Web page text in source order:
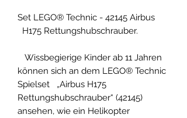
Set LEGO® Technic - 42145 Airbus
H175 Rettungshubschrauber.
Wissbegierige Kinder ab 11 Jahren
können sich an dem LEGO® Technic
Spielset „Airbus H175
Rettungshubschrauber“ (42145)
ansehen, wie ein Helikopter